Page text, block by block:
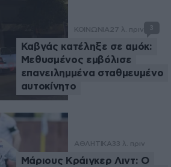
ΚΟΙΝΩΝΙΑ 27 λ. πριν 3
Καβγάς κατέληξε σε αμόκ:
Μεθυσμένος εμβόλισε
επανειλημμένα σταθμευμένο
αυτοκίνητο
ΑΘΛΗΤΙΚΑ33 λ. πριν
Μάριους Κράιγκερ Λιντ: Ο